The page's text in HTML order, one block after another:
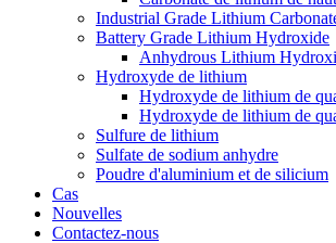
Industrial Grade Lithium
Battery Grade Lithium Hydroxide
Anhydrous Lithium
Hydroxyde de lithium
Hydroxyde de lithium de
Hydroxyde de lithium de
Sulfure de lithium
Sulfate de sodium anhydre
Poudre d'aluminium et de silicium
Cas
Nouvelles
Contactez-nous